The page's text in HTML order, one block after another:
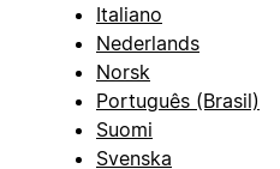
Italiano
Nederlands
Norsk
Português (Brasil)
Suomi
Svenska